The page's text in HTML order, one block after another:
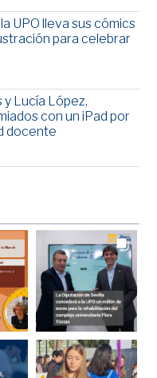
UPO lleva sus cómics
para celebrar
y Lucía López,
con un iPad por
docente